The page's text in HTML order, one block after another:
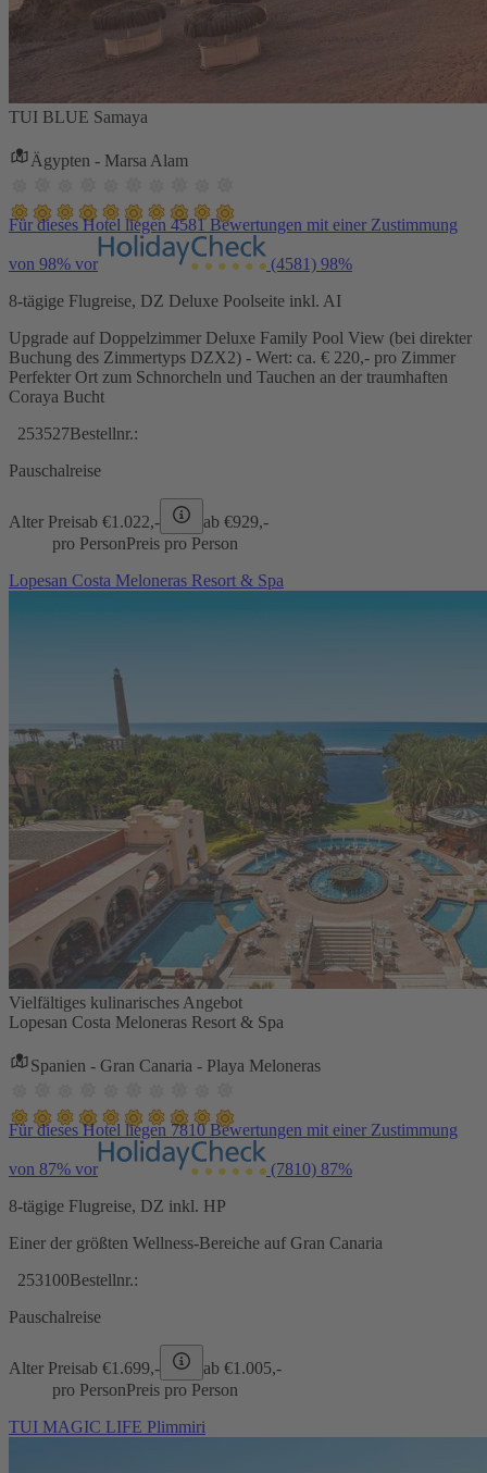
TUI BLUE Samaya
Ägypten - Marsa Alam
Für dieses Hotel liegen 4581 Bewertungen mit einer Zustimmung
von 98% vor (4581) 98%
8-tägige Flugreise, DZ Deluxe Poolseite inkl. AI
Upgrade auf Doppelzimmer Deluxe Family Pool View (bei direkter
Buchung des Zimmertyps DZX2) - Wert: ca. € 220,- pro Zimmer
Perfekter Ort zum Schnorcheln und Tauchen an der traumhaften
Coraya Bucht
253527Bestellnr.:
Pauschalreise
Alter Preisab €1.022,- ab €929,-
pro PersonPreis pro Person
Lopesan Costa Meloneras Resort & Spa
Vielfältiges kulinarisches Angebot
Lopesan Costa Meloneras Resort & Spa
Spanien - Gran Canaria - Playa Meloneras
Für dieses Hotel liegen 7810 Bewertungen mit einer Zustimmung
von 87% vor (7810) 87%
8-tägige Flugreise, DZ inkl. HP
Einer der größten Wellness-Bereiche auf Gran Canaria
253100Bestellnr.:
Pauschalreise
Alter Preisab €1.699,- ab €1.005,-
pro PersonPreis pro Person
TUI MAGIC LIFE Plimmiri